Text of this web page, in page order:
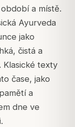
a místě.
Ayurveda
jako
čistá a
Klasické texty
čase, jako
a
dne ve